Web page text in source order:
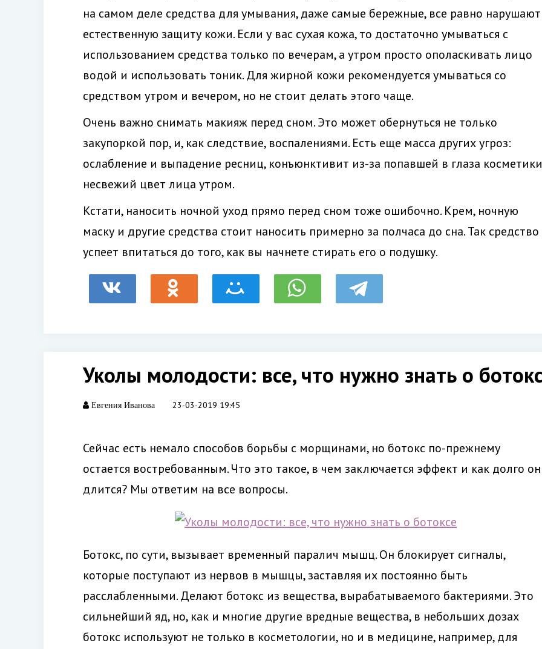
на самом деле средства для умывания, даже самые бережные, все равно нарушают
естественную защиту кожи. Если у вас сухая кожа, то достаточно умываться с
использованием средства только по вечерам, а утром просто ополаскивать лицо
водой и использовать тоник. Для жирной кожи рекомендуется умываться со
средством утром и вечером, но не стоит делать этого чаще.
Очень важно снимать макияж перед сном. Это может обернуться не только
закупоркой пор, и, как следствие, воспалениями. Есть еще масса других угроз:
ослабление и выпадение ресниц, конъюнктивит из-за попавшей в глаза
несвежий цвет лица утром.
Кстати, наносить ночной уход прямо перед сном тоже ошибочно. Крем, ночную
маску и другие средства стоит наносить примерно за полчаса до сна. Так средство
успеет впитаться до того, как вы начнете стирать его о подушку.
Уколы молодости: все, что нужно знать о
Евгения Иванова 23-03-2019 19:45
Сейчас есть немало способов борьбы с морщинами, но ботокс по-прежнему
остается востребованным. Что это такое, в чем заключается эффект и как долго он
длится? Мы ответим на все вопросы.
Ботокс, по сути, вызывает временный паралич мышц. Он блокирует сигналы,
которые поступают из нервов в мышцы, заставляя их постоянно быть
расслабленными. Делают ботокс из вещества, вырабатываемого бактериями. Это
сильнейший яд, но, как и многие другие вредные вещества, в небольших дозах
ботокс используют не только в косметологии, но и в медицине, например, для